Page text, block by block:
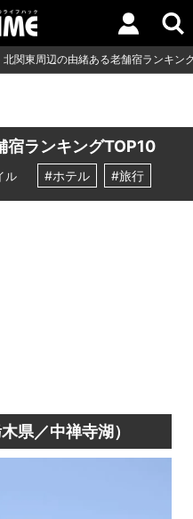
北関東周辺の由緒ある老舗宿ランキン
宿ランキングTOP10
ル #ホテル #旅行
県／中禅寺湖）